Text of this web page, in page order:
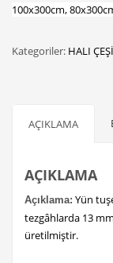
100x300cm,
Kategoriler: HALI
AÇIKLAMA
AÇIKLAMA
Açıklama: Yün
tezgâhlarda 13
üretilmiştir.